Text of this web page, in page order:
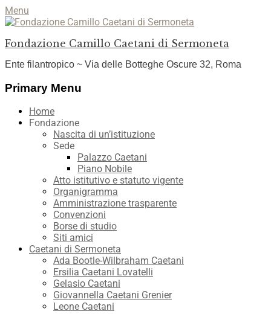
Menu
Fondazione Camillo Caetani di Sermoneta
Ente filantropico ~ Via delle Botteghe Oscure 32, Roma
Facebook
YouTube
Instagram
Primary Menu
Skip
Home
Fondazione
Nascita di un’istituzione
Sede
Palazzo Caetani
Piano Nobile
Atto istitutivo e statuto vigente
Organigramma
Amministrazione trasparente
Convenzioni
Borse di studio
Siti amici
Caetani di Sermoneta
Ada Bootle-Wilbraham Caetani
Ersilia Caetani Lovatelli
Gelasio Caetani
Giovannella Caetani Grenier
Leone Caetani